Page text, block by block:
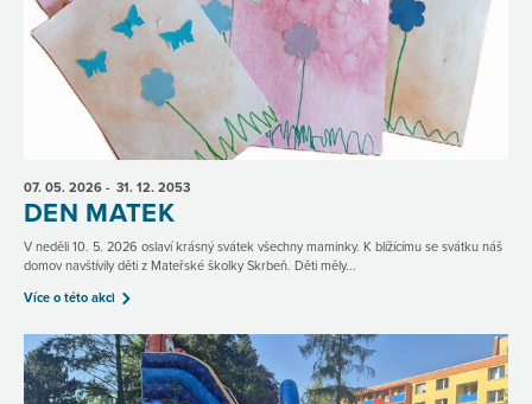
07. 05. 2026 - 31. 12. 2053
DEN MATEK
V neděli 10. 5. 2026 oslaví krásný svátek všechny maminky. K blížícímu se svátku náš
domov navštívily děti z Mateřské školky Skrbeň. Děti měly...
Více o této akci